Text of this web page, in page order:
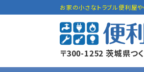
お家の小さなトラブル便利屋
〒300-1252 茨城県つ